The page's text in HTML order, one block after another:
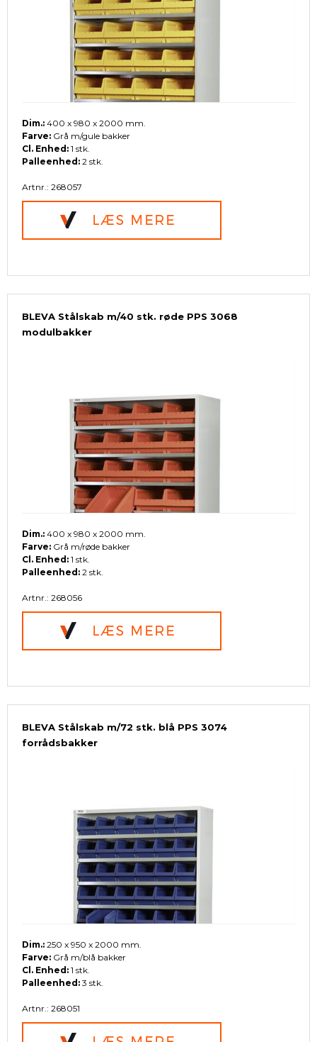
Dim.: 400 x 980 x 2000 mm.
Farve: Grå m/gule bakker
Cl. Enhed: 1 stk.
Palleenhed: 2 stk.
Artnr.: 268057
BLEVA Stålskab m/40 stk. røde PPS 3068
modulbakker
Dim.: 400 x 980 x 2000 mm.
Farve: Grå m/røde bakker
Cl. Enhed: 1 stk.
Palleenhed: 2 stk.
Artnr.: 268056
BLEVA Stålskab m/72 stk. blå PPS 3074
forrådsbakker
Dim.: 250 x 950 x 2000 mm.
Farve: Grå m/blå bakker
Cl. Enhed: 1 stk.
Palleenhed: 3 stk.
Artnr.: 268051